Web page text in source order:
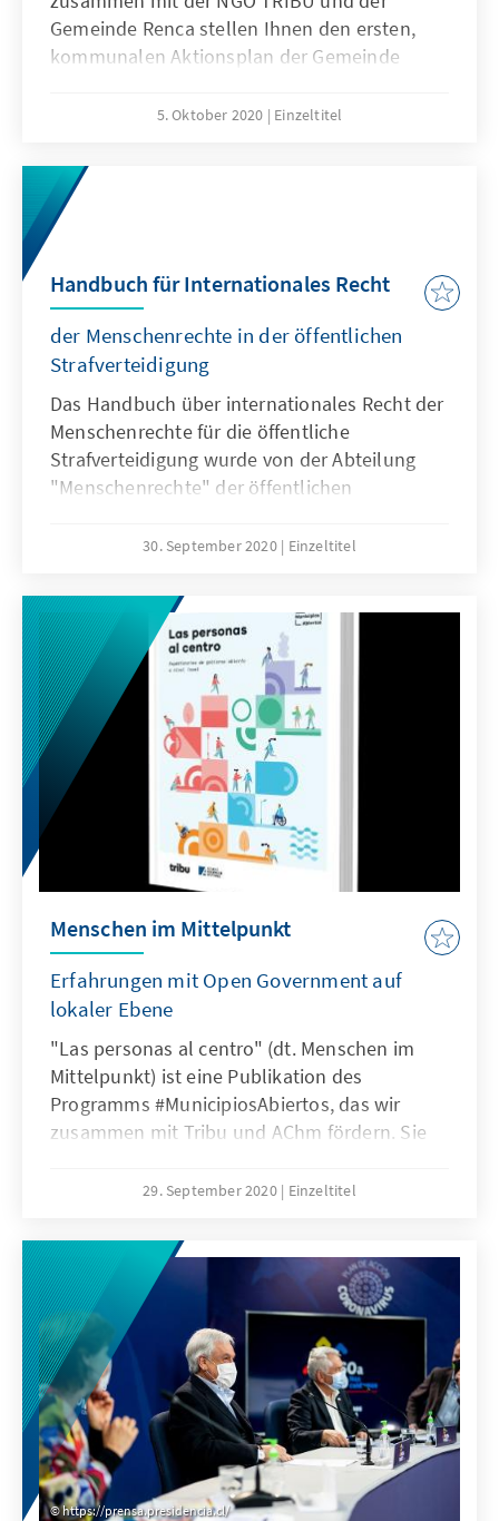
obligatorischen Wahlpflicht vor neun Jahren
durchbrechen.
Gemeinde Renca stellen Ihnen den ersten,
kommunalen Aktionsplan der Gemeinde
Verfügung. Das Dokument liefert praktische
Umsetzung von Open Government Strategien
auf lokaler Ebene. Die Publikation befindet
sich als PDF auf dieser Webseite. Viel Spaß
5. Oktober 2020 Einzeltitel
Handbuch für Internationales Recht
der Menschenrechte in der öffentlichen
Strafverteidigung
Das Handbuch über internationales Recht der
Menschenrechte für die öffentliche
Strafverteidigung wurde von der Abteilung
"Menschenrechte" der öffentlichen
30. September 2020 Einzeltitel
Menschen im Mittelpunkt
Erfahrungen mit Open Government auf
lokaler Ebene
"Las personas al centro" (dt. Menschen im
Mittelpunkt) ist eine Publikation des
Programms #MunicipiosAbiertos, das wir
zusammen mit Tribu und AChm fördern. Sie
Lokalregierungen aus verschiedenen Ländern
und Regierungsführung eingesetzt haben. Das
Dokument fasst die Lehren und Erkenntnisse
aus diesem Prozess zusammen und stellt
einen wichtigen Beitrag für andere
Regierungen und subnationale Verwaltungen
dar, die diesem Weg folgen wollen.
29. September 2020 Einzeltitel
https://prensa.presidencia.cl/